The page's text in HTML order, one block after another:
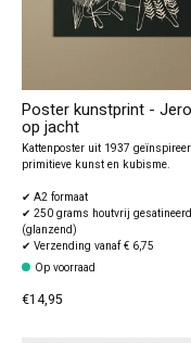
Poster kunstprint -
op jacht
Kattenposter uit 1937
primitieve kunst en kubisme.
✔ A2 formaat
✔ 250 grams houtvrij
(glanzend)
✔ Verzending vanaf € 6,75
Op voorraad
€14,95